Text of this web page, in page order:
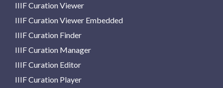
IIIF Curation Viewer
IIIF Curation Viewer Embedded
IIIF Curation Finder
IIIF Curation Manager
IIIF Curation Editor
IIIF Curation Player